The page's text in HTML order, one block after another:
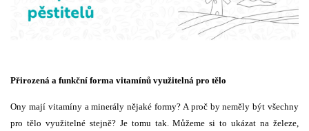
Přirozená a funkční forma vitamínů využitelná pro tělo
Ony mají vitamíny a minerály nějaké formy? A proč by neměly být všechny
pro tělo využitelné stejně? Je tomu tak. Můžeme si to ukázat na železe,